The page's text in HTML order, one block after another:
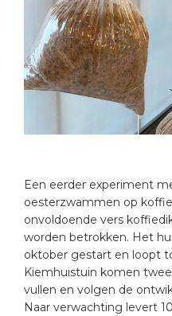
Een eerder experiment
oesterzwammen op
onvoldoende vers
worden betrokken. Het
oktober gestart en loopt
Kiemhuistuin komen
vullen en volgen de
Naar verwachting levert